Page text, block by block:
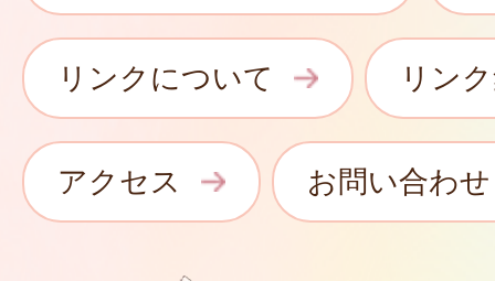
リンクについて リン
アクセス お問い合わせ